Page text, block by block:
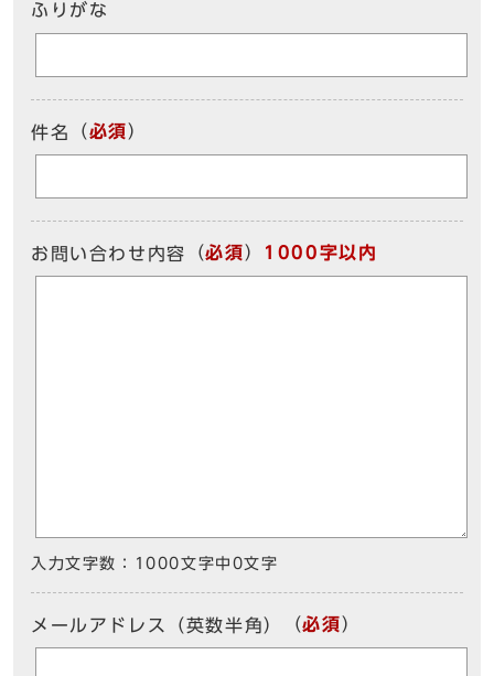
ふりがな
件名 （必須）
お問い合わせ内容 （必須） 1000字以内
入力文字数： 1000文字中 0文字
メールアドレス（英数半角） （必須）